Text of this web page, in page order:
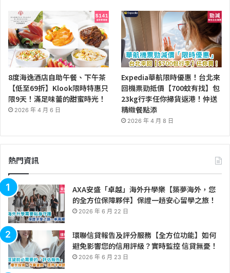
8度海逸酒店自助午餐、下午茶
【低至69折】Klook限時特惠只
限9天！滿足味蕾的甜蜜時光！
2026 年 4 月 6 日
Expedia華航限時優惠！台北來
回機票勁抵價【700蚊有找】包
23kg行李任你掃貨返港！仲送
精緻餐點添
2026 年 4 月 8 日
熱門資訊
AXA安盛「卓越」海外升學樂【築夢海外，您
的全方位保障夥伴】保證一趟安心留學之旅！
2026 年 6 月 22 日
環聯信貸報告及評分服務【全方位功能】如何
避免影響您的信用評級？實時監控 信貸無憂！
2026 年 6 月 23 日